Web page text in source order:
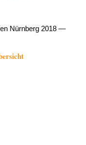
Nürnberg 2018 —